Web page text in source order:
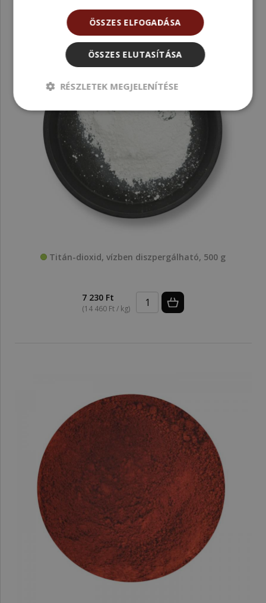
Titán-dioxid, vízben diszpergálható, 500 g
7 230 Ft
(14 460 Ft / kg)
ÖSSZES ELFOGADÁSA
ÖSSZES ELUTASÍTÁSA
RÉSZLETEK MEGJELENÍTÉSE